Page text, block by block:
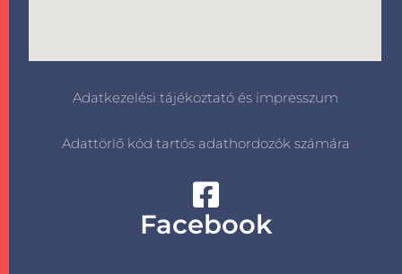
Adatkezelési tájékoztató és impresszum
Adattörlő kód tartós adathordozók számára
Facebook